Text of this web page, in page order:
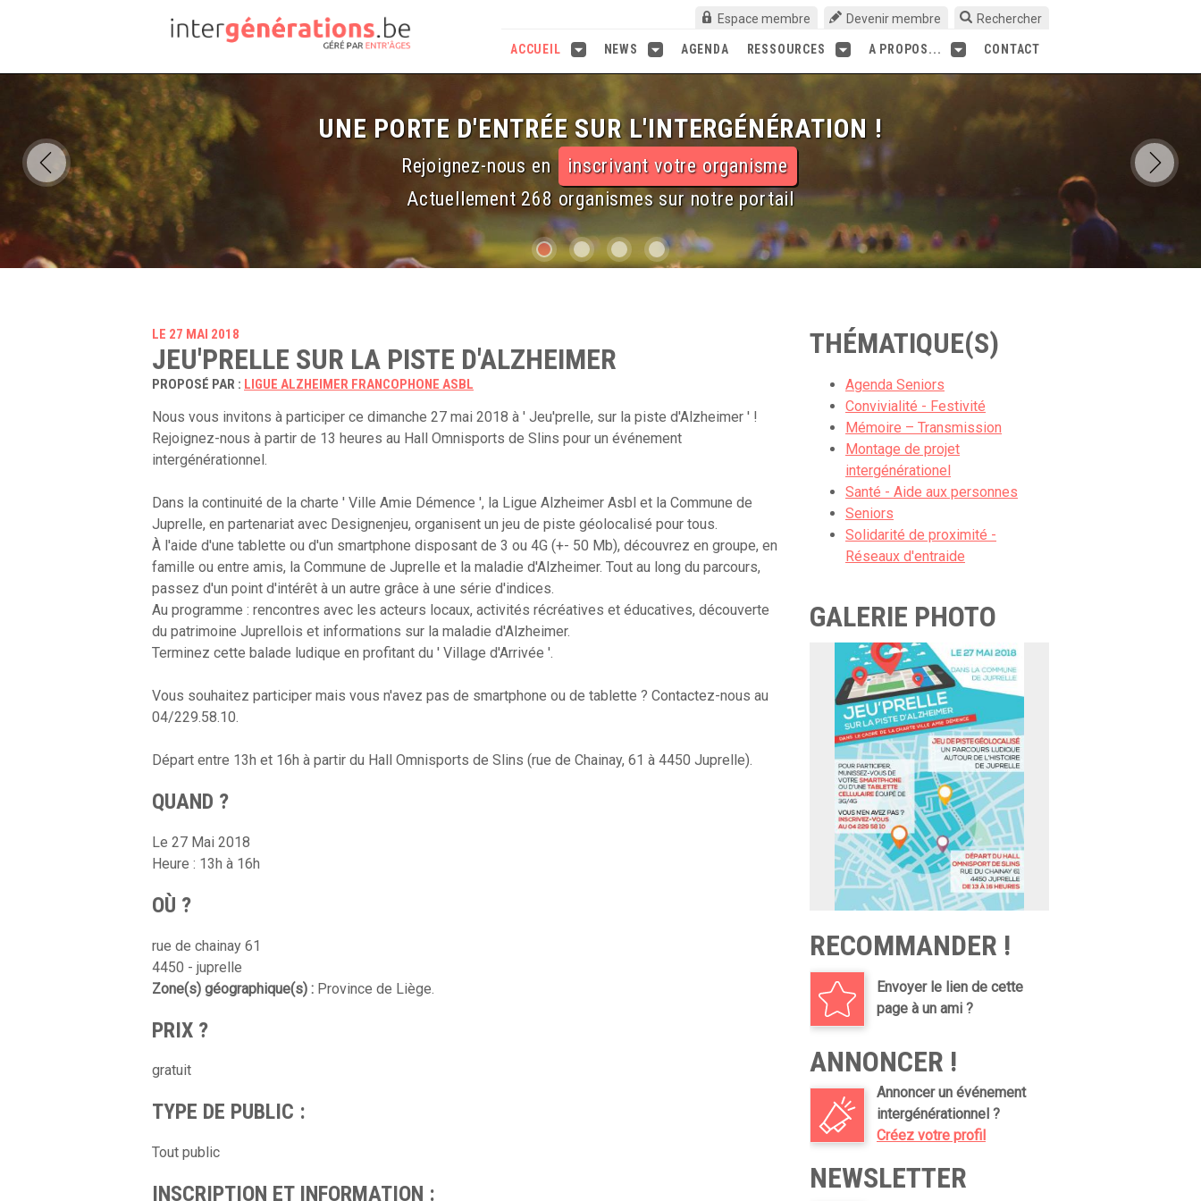
Espace membre Devenir membre Rechercher
CONTACT
A PROPOS...
RESSOURCES
AGENDA
NEWS
ACCUEIL
UNE PORTE D'ENTRÉE SUR L'INTERGÉNÉRATION !
Rejoignez-nous en inscrivant votre organisme
Actuellement 268 organismes sur notre portail
LE 27 MAI 2018
JEU'PRELLE SUR LA PISTE D'ALZHEIMER
PROPOSÉ PAR : LIGUE ALZHEIMER FRANCOPHONE ASBL
Nous vous invitons à participer ce dimanche 27 mai 2018 à ' Jeu'prelle, sur la piste d'Alzheimer ' !
Rejoignez-nous à partir de 13 heures au Hall Omnisports de Slins pour un événement
intergénérationnel.
Dans la continuité de la charte ' Ville Amie Démence ', la Ligue Alzheimer Asbl et la Commune de
Juprelle, en partenariat avec Designenjeu, organisent un jeu de piste géolocalisé pour tous.
À l'aide d'une tablette ou d'un smartphone disposant de 3 ou 4G (+- 50 Mb), découvrez en groupe, en
famille ou entre amis, la Commune de Juprelle et la maladie d'Alzheimer. Tout au long du parcours,
passez d'un point d'intérêt à un autre grâce à une série d'indices.
Au programme : rencontres avec les acteurs locaux, activités récréatives et éducatives, découverte
du patrimoine Juprellois et informations sur la maladie d'Alzheimer.
Terminez cette balade ludique en profitant du ' Village d'Arrivée '.
Vous souhaitez participer mais vous n'avez pas de smartphone ou de tablette ? Contactez-nous au
04/229.58.10.
Départ entre 13h et 16h à partir du Hall Omnisports de Slins (rue de Chainay, 61 à 4450 Juprelle).
QUAND ?
Le 27 Mai 2018
Heure : 13h à 16h
OÙ ?
rue de chainay 61
4450 - juprelle
Zone(s) géographique(s) : Province de Liège.
PRIX ?
gratuit
TYPE DE PUBLIC :
Tout public
INSCRIPTION ET INFORMATION :
THÉMATIQUE(S)
Agenda Seniors
Convivialité - Festivité
Mémoire – Transmission
Montage de projet
intergénérationel
Santé - Aide aux personnes
Seniors
Solidarité de proximité -
Réseaux d'entraide
GALERIE PHOTO
RECOMMANDER !
Envoyer le lien de cette
page à un ami ?
ANNONCER !
Annoncer un événement
intergénérationnel ?
Créez votre profil
NEWSLETTER